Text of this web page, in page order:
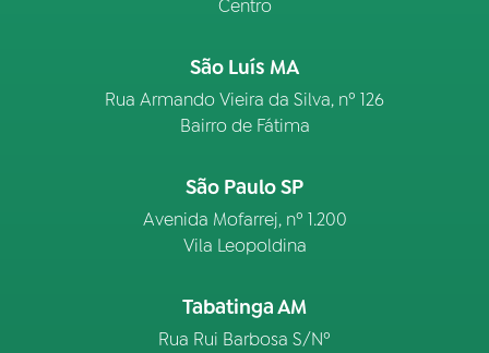
Centro
São Luís MA
Rua Armando Vieira da Silva, nº 126
Bairro de Fátima
São Paulo SP
Avenida Mofarrej, nº 1.200
Vila Leopoldina
Tabatinga AM
Rua Rui Barbosa S/Nº